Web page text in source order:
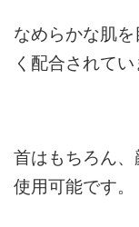
なめらかな肌
く配合されてい
首はもちろん
使用可能です。